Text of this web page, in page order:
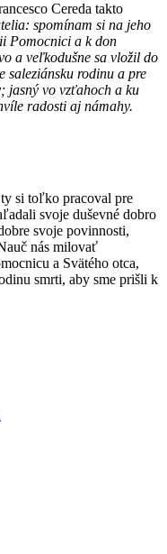
Cereda takto
spomínam si na jeho
Pomocnici a k don
a veľkodušne sa vložil do
saleziánsku rodinu a pre
jasný vo vzťahoch a ku
radosti aj námahy.
si toľko pracoval pre
svoje duševné dobro
svoje povinnosti,
nás milovať
a Svätého otca,
smrti, aby sme prišli k